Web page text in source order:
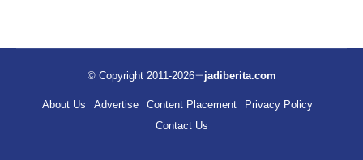
© Copyright 2011-2026 jadiberita.com
About Us Advertise Content Placement
Privacy Policy
Contact Us